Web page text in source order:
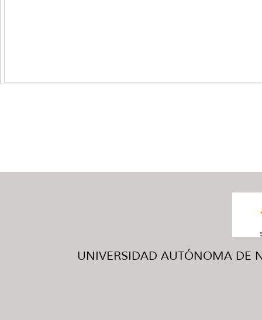
UNIVERSIDAD AUTÓNOMA DE